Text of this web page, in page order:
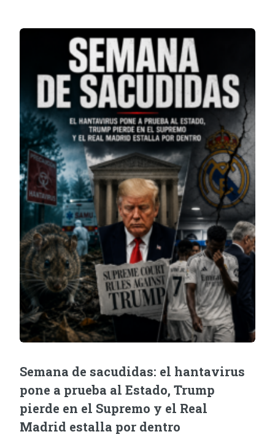
Semana de sacudidas: el hantavirus
pone a prueba al Estado, Trump
pierde en el Supremo y el Real
Madrid estalla por dentro